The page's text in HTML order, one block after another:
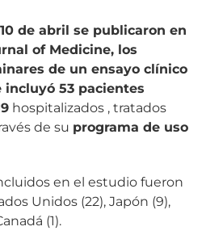
10 de abril se publicaron en
of Medicine, los
de un ensayo clínico
53 pacientes
hospitalizados , tratados
de su programa de uso
en el estudio fueron
Unidos (22), Japón (9),
(1).